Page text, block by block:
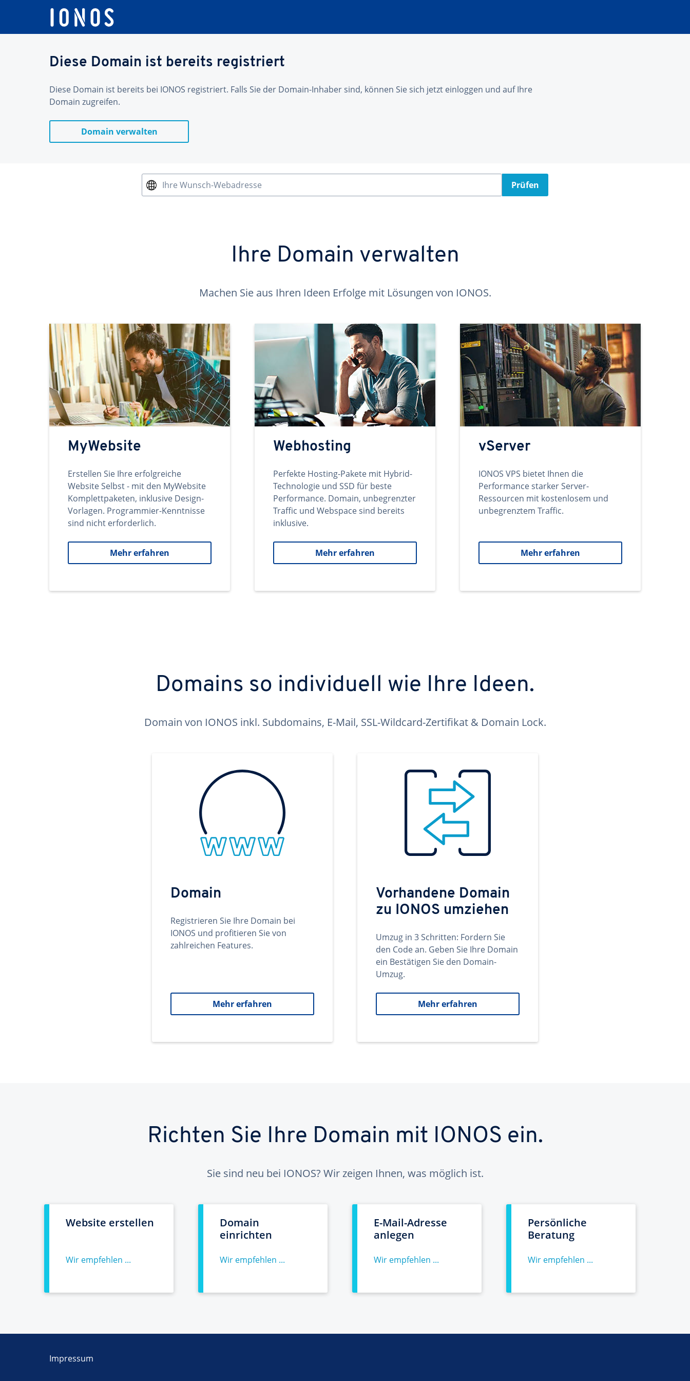
Diese Domain ist bereits registriert
Diese Domain ist bereits bei IONOS registriert. Falls Sie der Domain-Inhaber sind, können Sie sich jetzt einloggen und auf Ihre
Domain zugreifen.
Domain verwalten
Ihre Wunsch-Webadresse Prüfen
Ihre Domain verwalten
Machen Sie aus Ihren Ideen Erfolge mit Lösungen von IONOS.
MyWebsite
Erstellen Sie Ihre erfolgreiche
Website Selbst - mit den MyWebsite
Komplettpaketen, inklusive Design-
Vorlagen. Programmier-Kenntnisse
sind nicht erforderlich.
Mehr erfahren
Webhosting
Perfekte Hosting-Pakete mit Hybrid-
Technologie und SSD für beste
Performance. Domain, unbegrenzter
Traffic und Webspace sind bereits
inklusive.
Mehr erfahren
vServer
IONOS VPS bietet Ihnen die
Performance starker Server-
Ressourcen mit kostenlosem und
unbegrenztem Traffic.
Mehr erfahren
Domains so individuell wie Ihre Ideen.
Domain von IONOS inkl. Subdomains, E-Mail, SSL-Wildcard-Zertifikat & Domain Lock.
Domain
Registrieren Sie Ihre Domain bei
IONOS und profitieren Sie von
zahlreichen Features.
Mehr erfahren
Vorhandene Domain
zu IONOS umziehen
Umzug in 3 Schritten: Fordern Sie
den Code an. Geben Sie Ihre Domain
ein Bestätigen Sie den Domain-
Umzug.
Mehr erfahren
Richten Sie Ihre Domain mit IONOS ein.
Sie sind neu bei IONOS? Wir zeigen Ihnen, was möglich ist.
Website erstellen
Wir empfehlen ...
Domain
einrichten
Wir empfehlen ...
E-Mail-Adresse
anlegen
Wir empfehlen ...
Persönliche
Beratung
Wir empfehlen ...
Impressum